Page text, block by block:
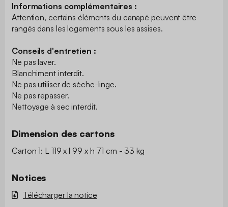
Informations complémentaires :
Attention, certains éléments du canapé peuvent être
rangés dans les logements sous les assises.
Conseils d'entretien :
Ne pas laver.
Blanchiment interdit.
Ne pas utiliser de sèche-linge.
Ne pas repasser.
Nettoyage à sec interdit.
Dimension des cartons
Carton 1: L 119 x l 99 x h 71 cm - 33 kg
Notices
Télécharger la notice